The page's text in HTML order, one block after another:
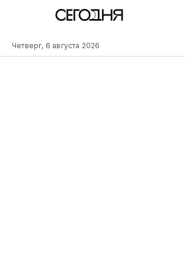
Четверг, 6 августа 2026